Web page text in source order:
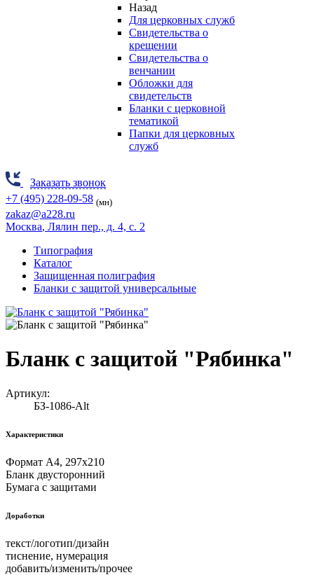
Назад
Для церковных служб
Свидетельства о
крещении
Свидетельства о
венчании
Обложки для
свидетельств
Бланки с церковной
тематикой
Папки для церковных
служб
Заказать звонок
+7 (495) 228-09-58 (мн)
zakaz@a228.ru
Москва, Лялин пер., д. 4, с. 2
Типография
Каталог
Защищенная полиграфия
Бланки с защитой универсальные
Бланк с защитой "Рябинка"
Артикул:
БЗ-1086-Alt
Характеристики
Формат А4, 297х210
Бланк двусторонний
Бумага с защитами
Доработки
текст/логотип/дизайн
тиснение, нумерация
добавить/изменить/прочее